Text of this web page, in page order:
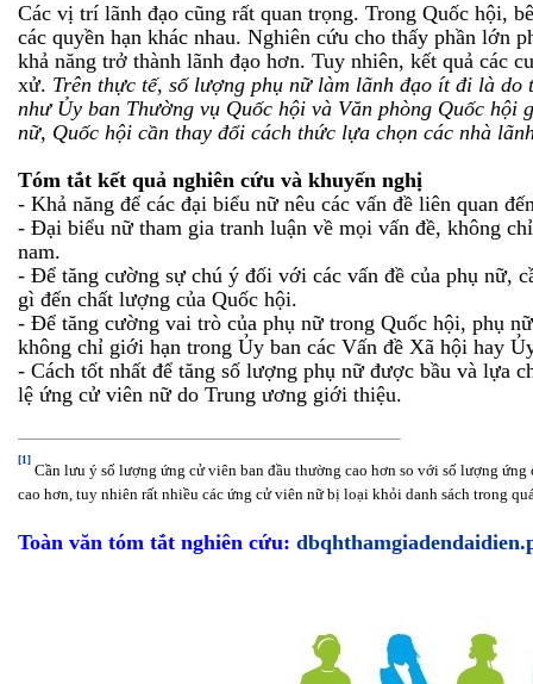
Các vị trí lãnh đạo cũng rất quan trọng. Trong Quốc hội,
các quyền hạn khác nhau. Nghiên cứu cho thấy phần
khả năng trở thành lãnh đạo hơn. Tuy nhiên, kết quả các
xử. Trên thực tế, số lượng phụ nữ làm lãnh đạo ít đi là
như Ủy ban Thường vụ Quốc hội và Văn phòng Quốc
nữ, Quốc hội cần thay đổi cách thức lựa chọn các nhà
Tóm tắt kết quả nghiên cứu và khuyến nghị
- Khả năng để các đại biểu nữ nêu các vấn đề liên quan
- Đại biểu nữ tham gia tranh luận về mọi vấn đề, không
nam.
- Để tăng cường sự chú ý đối với các vấn đề của phụ nữ,
gì đến chất lượng của Quốc hội.
- Để tăng cường vai trò của phụ nữ trong Quốc hội, phụ
không chỉ giới hạn trong Ủy ban các Vấn đề Xã hội hay
- Cách tốt nhất để tăng số lượng phụ nữ được bầu và lựa
lệ ứng cử viên nữ do Trung ương giới thiệu.
[1]
Cần lưu ý số lượng ứng cử viên ban đầu thường cao hơn so với số lượng
cao hơn, tuy nhiên rất nhiều các ứng cử viên nữ bị loại khỏi danh sách trong
Toàn văn tóm tắt nghiên cứu: